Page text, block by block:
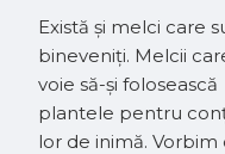
Există și melci care
bineveniți. Melcii
voie să-și folosească
plantele pentru
lor de inimă. Vorbim